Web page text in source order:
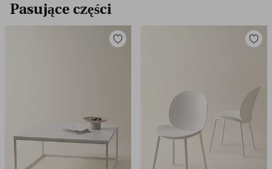
Pasujące części
Dodaj
Dodaj